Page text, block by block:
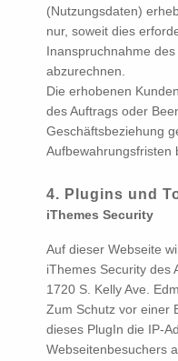
(Nutzungsdaten)
nur, soweit dies
Inanspruchnahme
abzurechnen.
Die erhobenen
des Auftrags oder
Geschäftsbeziehung
Aufbewahrungsfristen
4. Plugins und
iThemes Security
Auf dieser Webseite
iThemes Security des
1720 S. Kelly Ave.
Zum Schutz vor einer
dieses PlugIn die IP-
Webseitenbesuchers